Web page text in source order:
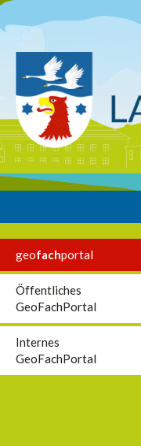
geofachportal
Öffentliches
GeoFachPortal
Internes
GeoFachPortal